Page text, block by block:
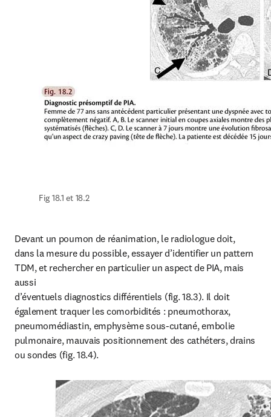
Fig 18.1 et 18.2
Devant un poumon de réanimation, le radiologue doit,
dans la mesure du possible, essayer d’identifier un pattern
TDM, et rechercher en particulier un aspect de PIA, mais
aussi
d’éventuels diagnostics différentiels (fig. 18.3). Il doit
également traquer les comorbidités : pneumothorax,
pneumomédiastin, emphysème sous-cutané, embolie
pulmonaire, mauvais positionnement des cathéters, drains
ou sondes (fig. 18.4).